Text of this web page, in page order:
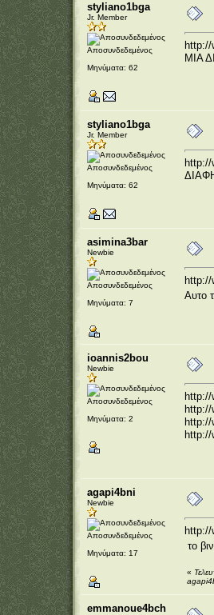
styliano1bga
Jr. Member
Αποσυνδεδεμένος
Μηνύματα: 62
ΜΙΑ
styliano1bga
Jr. Member
Αποσυνδεδεμένος
Μηνύματα: 62
asimina3bar
Newbie
Αποσυνδεδεμένος
Μηνύματα: 7
Αυτο
ioannis2bou
Newbie
Αποσυνδεδεμένος
Μηνύματα: 2
agapi4bni
Newbie
Αποσυνδεδεμένος
Μηνύματα: 17
το
«
emmanoue4bch